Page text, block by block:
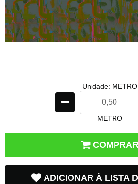
Unidade: METRO
METRO
COMPRAR
ADICIONAR À LISTA